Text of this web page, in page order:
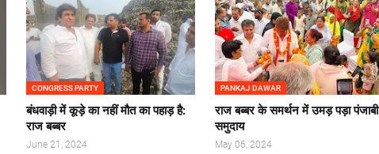
CONGRESS PARTY
बंधवाड़ी में कूड़े का नहीं मौत का पहाड़ है:
राज बब्बर
June 21, 2024
PANKAJ DAWAR
राज बब्बर के समर्थन में उमड़ पड़ा पंजाबी
समुदाय
May 06, 2024